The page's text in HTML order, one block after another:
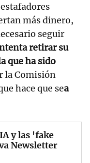
más dinero,
seguir
retirar su
que ha sido
la Comisión
hace que sea
y las 'fake
Newsletter